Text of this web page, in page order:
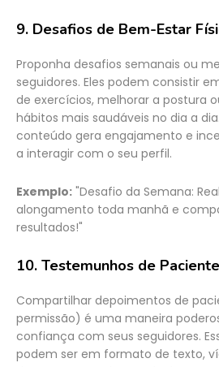
9. Desafios de Bem-Estar
Proponha desafios semanais ou
seguidores. Eles podem consistir
de exercícios, melhorar a postura
hábitos mais saudáveis no dia a
conteúdo gera engajamento e
a interagir com o seu perfil.
Exemplo: "Desafio da Semana:
alongamento toda manhã e
resultados!"
10. Testemunhos de
Compartilhar depoimentos de
permissão) é uma maneira
confiança com seus seguidores.
podem ser em formato de texto,